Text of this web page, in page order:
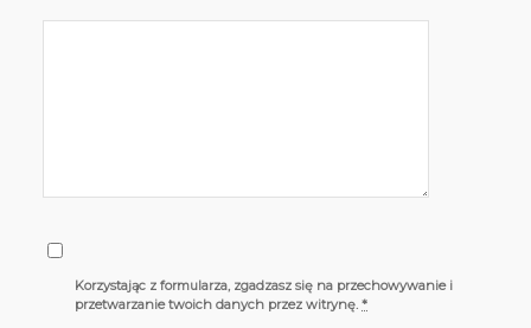
Korzystając z formularza, zgadzasz się na przechowywanie i
przetwarzanie twoich danych przez witrynę.*